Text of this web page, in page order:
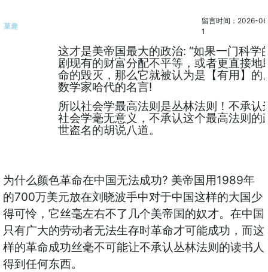
菓趣
留言时间：2026-
1
这才是美帝国最大的政治: “如果一门科学
剧现有的财富分配不平等，或者更直接地
命的毁灭，那么它就被认为是【有用】的
数学家哈代的名言!
所以社会学最高法则是丛林法则！不承认
社会学毫无意义，不承认这个最高法则的
世盗名的胡说八道。
为什么颜色革命在中国无法成功? 美帝国用1989年
的700万美元放在刘晓波手中对于中国这样的大国少
得可怜，它丝毫左右不了几个美帝国的奴才。在中国
只有广大的劳动者无法生存时革命才可能成功，而这
样的革命成功丝毫不可能让不承认丛林法则的读书人
得到任何东西。